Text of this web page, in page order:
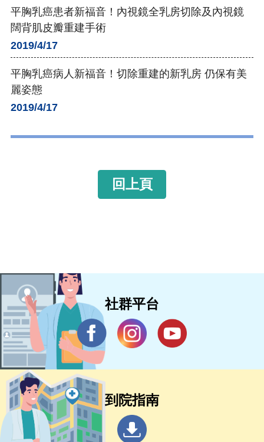
平胸乳癌患者新福音！內視鏡全乳房切除及內視鏡
闊背肌皮瓣重建手術
2019/4/17
平胸乳癌病人新福音！切除重建的新乳房 仍保有美
麗姿態
2019/4/17
回上頁
社群平台
到院指南